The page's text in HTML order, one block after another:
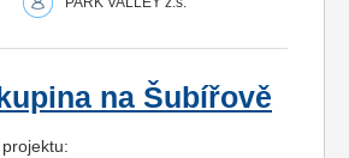
na Šubířově